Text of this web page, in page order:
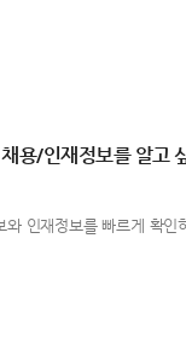
용/인재정보를 알고
인재정보를 빠르게 확인